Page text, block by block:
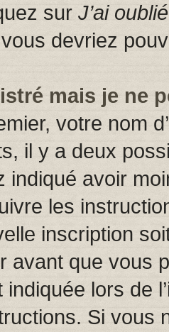
sur J’ai
devriez
mais je ne
votre nom
il y a deux
indiqué avoir
les
inscription
avant que vous
indiquée lors de
Si vous